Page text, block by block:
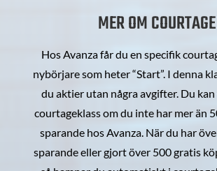
MER OM COURTAGE
Hos Avanza får du en specifik
nybörjare som heter “Start”. I denna
du aktier utan några avgifter. Du
courtageklass om du inte har mer än
sparande hos Avanza. När du har
sparande eller gjort över 500 gratis